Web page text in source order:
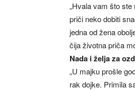
„Hvala vam što
priči neko dobiti
jedna od žena
čija životna priča
Nada i želja za
„U majku prošle
rak dojke. Primila